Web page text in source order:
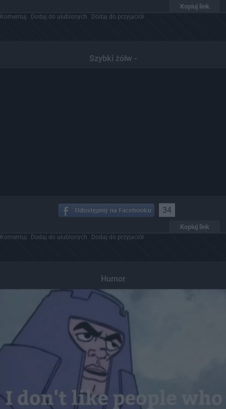
Kopiuj link
Komentuj Dodaj do ulubionych Dodaj do przyjaciół
Szybki żółw -
34
Kopiuj link
Komentuj Dodaj do ulubionych Dodaj do przyjaciół
Humor